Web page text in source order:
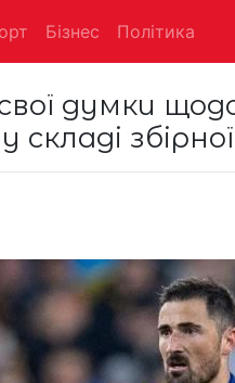
Бізнес Політика
думки
складі